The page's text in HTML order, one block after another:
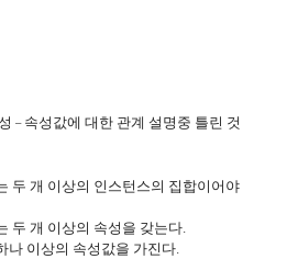
– 속성값에 대한 관계 설명중 틀린 것
두 개 이상의 인스턴스의 집합이어야
두 개 이상의 속성을 갖는다.
나 이상의 속성값을 가진다.